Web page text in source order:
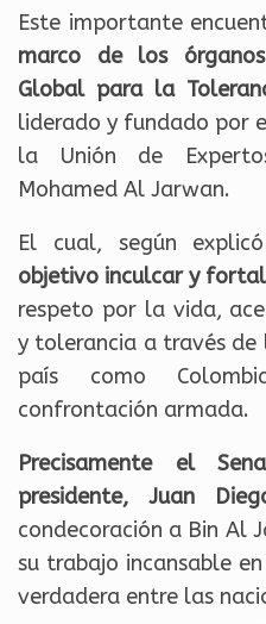
Este importante
marco de los
Global para la
liderado y fundado por
la Unión de
Mohamed Al Jarwan.
El cual, según
objetivo inculcar y
respeto por la vida,
y tolerancia a través de
país como
confrontación armada.
Precisamente el
presidente, Juan
condecoración a Bin Al
su trabajo incansable
verdadera entre las